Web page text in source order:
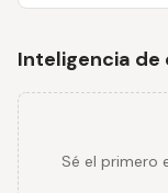
Inteligencia de
Sé el primero